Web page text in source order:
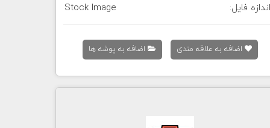
اندازه فایل: Stock Image
اضافه به علاقه مندی اضافه به پوشه ها